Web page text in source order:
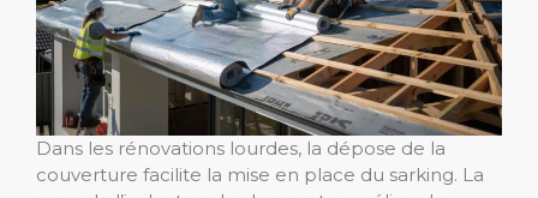
Dans les rénovations lourdes, la dépose de la
couverture facilite la mise en place du sarking. La